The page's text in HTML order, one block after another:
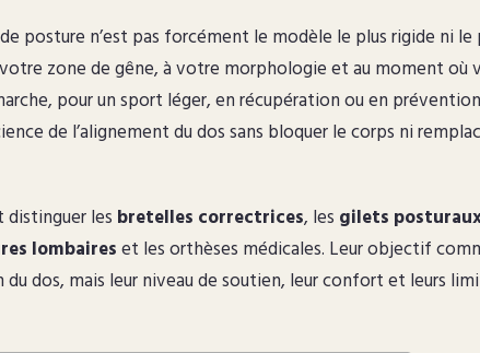
posture n’est pas forcément le modèle le plus rigide ni le
zone de gêne, à votre morphologie et au moment où
pour un sport léger, en récupération ou en
de l’alignement du dos sans bloquer le corps ni
distinguer les bretelles correctrices, les gilets
lombaireset les orthèses médicales. Leur objectif
du dos, mais leur niveau de soutien, leur confort et leurs